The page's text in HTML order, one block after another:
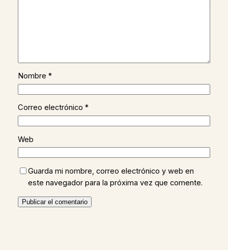
Nombre *
Correo electrónico *
Web
Guarda mi nombre, correo electrónico y web en
este navegador para la próxima vez que comente.